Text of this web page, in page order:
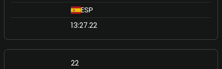
ESP
13:27.22
22